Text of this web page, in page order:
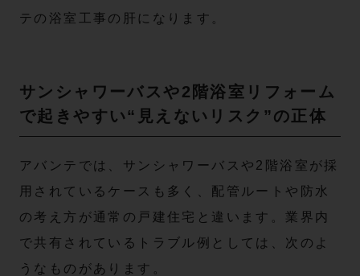
テの浴室工事の肝になります。
サンシャワーバスや2階浴室リフォーム
で起きやすい“見えないリスク”の正体
アバンテでは、サンシャワーバスや2階浴室が採
用されているケースも多く、配管ルートや防水
の考え方が通常の戸建住宅と違います。業界内
で共有されているトラブル例としては、次のよ
うなものがあります。